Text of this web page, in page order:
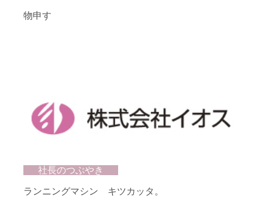
物申す
社長のつぶやき
ランニングマシン キツカッタ。